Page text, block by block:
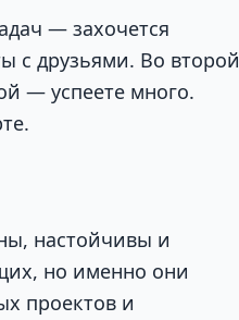
— захочется
с друзьями. Во второй
— успеете много.
настойчивы и
но именно они
проектов и